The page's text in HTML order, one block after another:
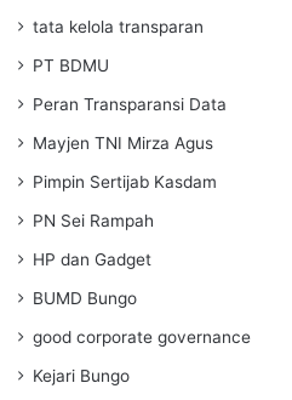
tata kelola transparan
PT BDMU
Peran Transparansi Data
Mayjen TNI Mirza Agus
Pimpin Sertijab Kasdam
PN Sei Rampah
HP dan Gadget
BUMD Bungo
good corporate governance
Kejari Bungo